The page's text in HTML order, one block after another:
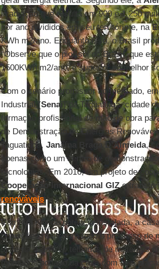
irradiação que resulta em 900 e 1.250
por ano divididos em seu território e, na
KWh m2/ano. Enquanto isso, o Brasil
“Observe que o pior sol do Brasil, que
1500KWh m2/ano, é superior ao melhor
Com o cenário promissor no mercado,
Industrial (Senai ) de Taguatinga, cidade
formação profissional de mão de obra
de Demonstração de Energias
Taguatinga, Janaína Braga D’Almeida,
apenas como um centro de
tecnologias. Em 2016, um projeto de
Cooperação Internacional GIZo
renováveis.
Com 4,5 KW de potência instalada, a
condições reais para todo o processo de
sistema. São três telhados de materiais
montados ao lado da casa com seis